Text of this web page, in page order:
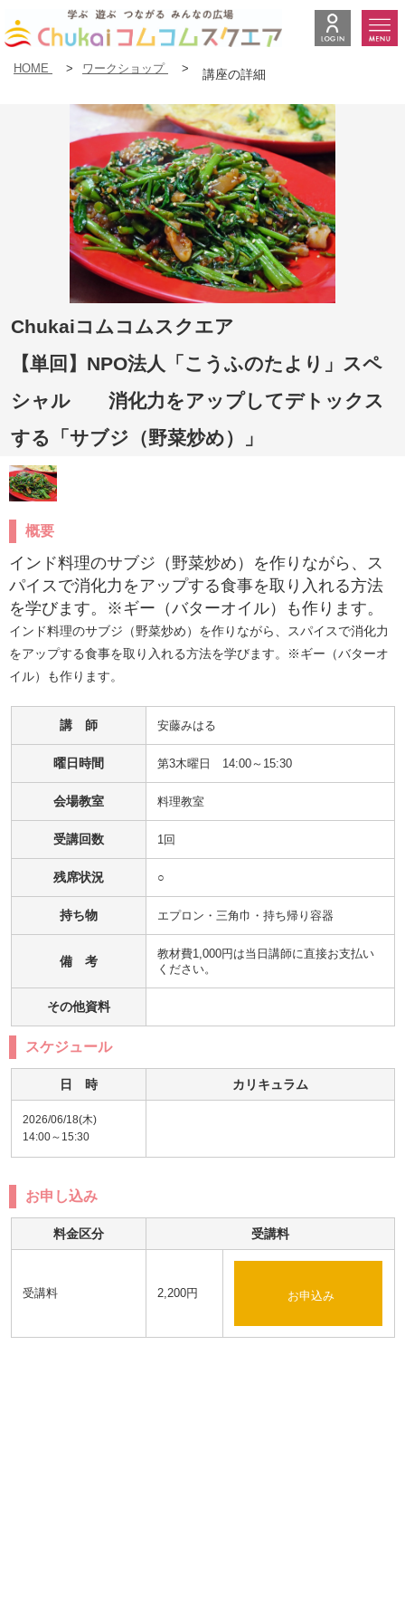
HOME > ワークショップ > 講座の詳細
Chukaiコムコムスクエア
【単回】NPO法人「こうふのたより」スペ
シャル 消化力をアップしてデトックス
する「サブジ（野菜炒め）」
概要
インド料理のサブジ（野菜炒め）を作りながら、ス
パイスで消化力をアップする食事を取り入れる方法
を学びます。※ギー（バターオイル）も作ります。
インド料理のサブジ（野菜炒め）を作りながら、スパイスで消化力
をアップする食事を取り入れる方法を学びます。※ギー（バターオ
イル）も作ります。
講 師 安藤みはる
曜日時間 第3木曜日 14:00～15:30
会場教室 料理教室
受講回数 1回
残席状況 ○
持ち物 エプロン・三角巾・持ち帰り容器
備 考
教材費1,000円は当日講師に直接お支払い
ください。
その他資料
スケジュール
日 時 カリキュラム
2026/06/18(木)
14:00～15:30
お申し込み
料金区分 受講料
受講料 2,200円 お申込み